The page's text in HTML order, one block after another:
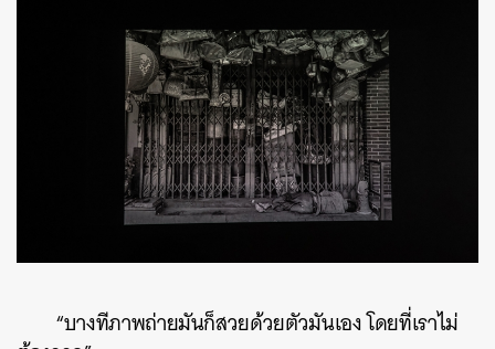
“บางทีภาพถ่ายมันก็สวยด้วยตัวมันเอง โดยที่เราไม่